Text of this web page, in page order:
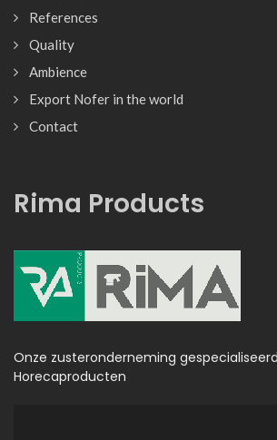
References
Quality
Ambience
Export Nofer in the world
Contact
Rima Products
Onze zusteronderneming
Horecaproducten